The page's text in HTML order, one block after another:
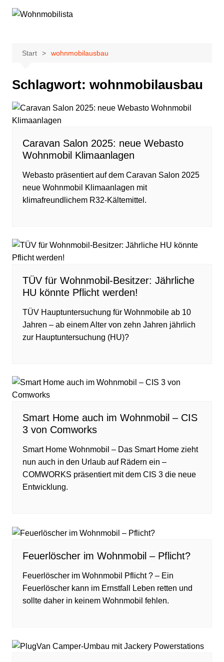
Inhalt
Start wohnmobilausbau
Schlagwort: wohnmobilausbau
Caravan Salon 2025: neue Webasto
Wohnmobil Klimaanlagen
Webasto präsentiert auf dem Caravan Salon 2025
neue Wohnmobil Klimaanlagen mit
klimafreundlichem R32-Kältemittel.
TÜV für Wohnmobil-Besitzer: Jährliche
HU könnte Pflicht werden!
TÜV Hauptuntersuchung für Wohnmobile ab 10
Jahren – ab einem Alter von zehn Jahren jährlich
zur Hauptuntersuchung (HU)?
Smart Home auch im Wohnmobil – CIS
3 von Comworks
Smart Home Wohnmobil – Das Smart Home zieht
nun auch in den Urlaub auf Rädern ein –
COMWORKS präsentiert mit dem CIS 3 die neue
Entwicklung.
Feuerlöscher im Wohnmobil – Pflicht?
Feuerlöscher im Wohnmobil Pflicht ? – Ein
Feuerlöscher kann im Ernstfall Leben retten und
sollte daher in keinem Wohnmobil fehlen.